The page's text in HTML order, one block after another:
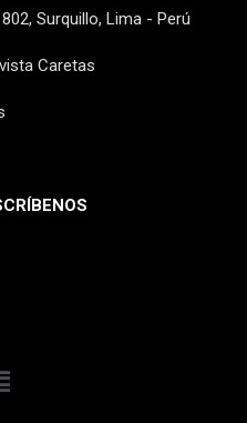
Surquillo, Lima - Perú
Caretas